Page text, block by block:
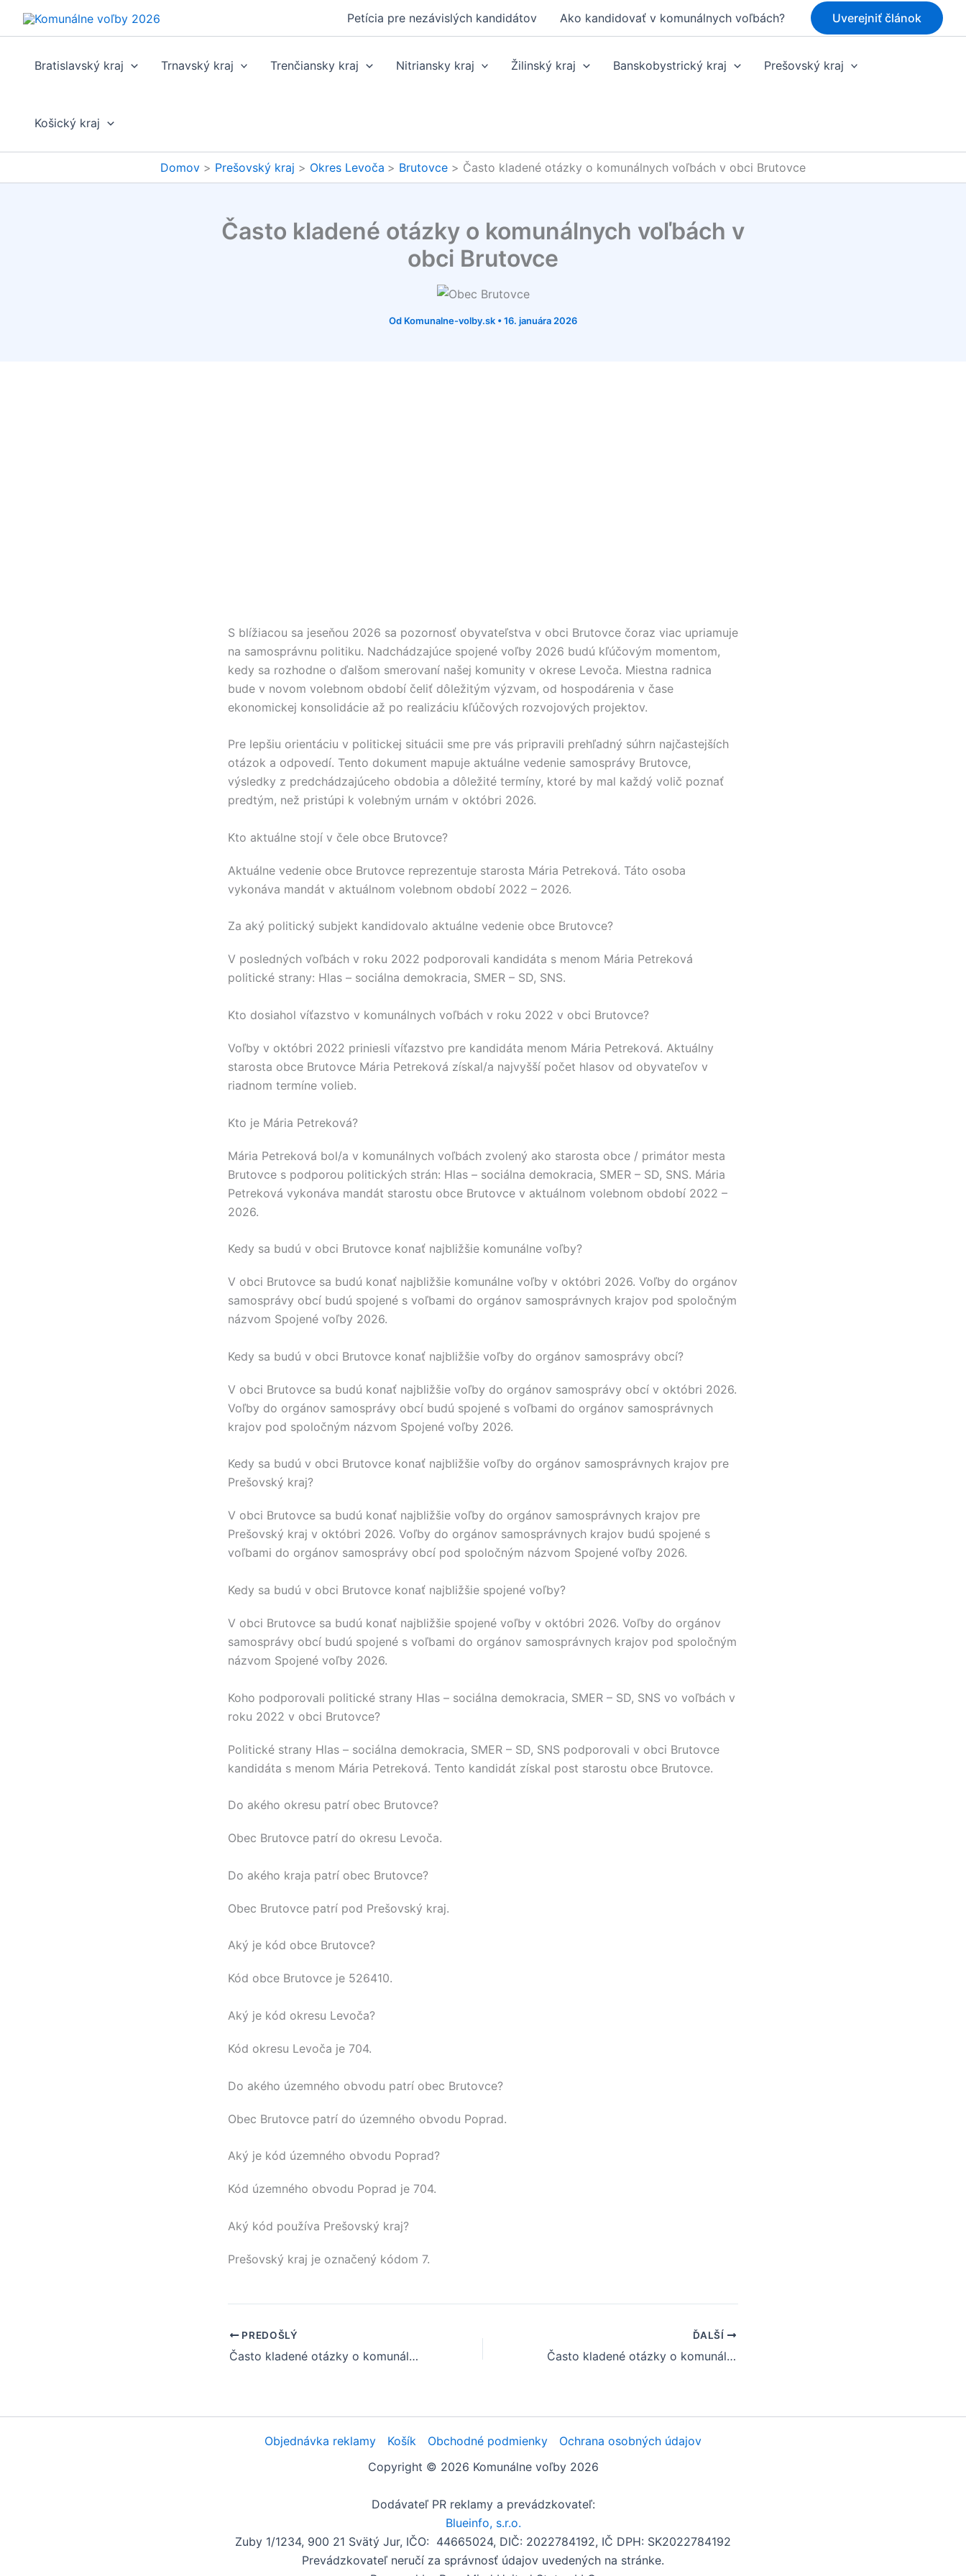
Petícia pre nezávislých kandidátov Ako kandidovať v komunálnych voľbách? Uverejniť článok
Bratislavský kraj Trnavský kraj Trenčiansky kraj Nitriansky kraj Žilinský kraj Banskobystrický kraj Prešovský kraj
Košický kraj
Domov Prešovský kraj Okres Levoča Brutovce Často kladené otázky o komunálnych voľbách v obci Brutovce
Často kladené otázky o komunálnych voľbách v
obci Brutovce
Od Komunalne-volby.sk •16. januára 2026
S blížiacou sa jeseňou 2026 sa pozornosť obyvateľstva v obci Brutovce čoraz viac upriamuje
na samosprávnu politiku. Nadchádzajúce spojené voľby 2026 budú kľúčovým momentom,
kedy sa rozhodne o ďalšom smerovaní našej komunity v okrese Levoča. Miestna radnica
bude v novom volebnom období čeliť dôležitým výzvam, od hospodárenia v čase
ekonomickej konsolidácie až po realizáciu kľúčových rozvojových projektov.
Pre lepšiu orientáciu v politickej situácii sme pre vás pripravili prehľadný súhrn najčastejších
otázok a odpovedí. Tento dokument mapuje aktuálne vedenie samosprávy Brutovce,
výsledky z predchádzajúceho obdobia a dôležité termíny, ktoré by mal každý volič poznať
predtým, než pristúpi k volebným urnám v októbri 2026.
Kto aktuálne stojí v čele obce Brutovce?
Aktuálne vedenie obce Brutovce reprezentuje starosta Mária Petreková. Táto osoba
vykonáva mandát v aktuálnom volebnom období 2022 – 2026.
Za aký politický subjekt kandidovalo aktuálne vedenie obce Brutovce?
V posledných voľbách v roku 2022 podporovali kandidáta s menom Mária Petreková
politické strany: Hlas – sociálna demokracia, SMER – SD, SNS.
Kto dosiahol víťazstvo v komunálnych voľbách v roku 2022 v obci Brutovce?
Voľby v októbri 2022 priniesli víťazstvo pre kandidáta menom Mária Petreková. Aktuálny
starosta obce Brutovce Mária Petreková získal/a najvyšší počet hlasov od obyvateľov v
riadnom termíne volieb.
Kto je Mária Petreková?
Mária Petreková bol/a v komunálnych voľbách zvolený ako starosta obce / primátor mesta
Brutovce s podporou politických strán: Hlas – sociálna demokracia, SMER – SD, SNS. Mária
Petreková vykonáva mandát starostu obce Brutovce v aktuálnom volebnom období 2022 –
2026.
Kedy sa budú v obci Brutovce konať najbližšie komunálne voľby?
V obci Brutovce sa budú konať najbližšie komunálne voľby v októbri 2026. Voľby do orgánov
samosprávy obcí budú spojené s voľbami do orgánov samosprávnych krajov pod spoločným
názvom Spojené voľby 2026.
Kedy sa budú v obci Brutovce konať najbližšie voľby do orgánov samosprávy obcí?
V obci Brutovce sa budú konať najbližšie voľby do orgánov samosprávy obcí v októbri 2026.
Voľby do orgánov samosprávy obcí budú spojené s voľbami do orgánov samosprávnych
krajov pod spoločným názvom Spojené voľby 2026.
Kedy sa budú v obci Brutovce konať najbližšie voľby do orgánov samosprávnych krajov pre
Prešovský kraj?
V obci Brutovce sa budú konať najbližšie voľby do orgánov samosprávnych krajov pre
Prešovský kraj v októbri 2026. Voľby do orgánov samosprávnych krajov budú spojené s
voľbami do orgánov samosprávy obcí pod spoločným názvom Spojené voľby 2026.
Kedy sa budú v obci Brutovce konať najbližšie spojené voľby?
V obci Brutovce sa budú konať najbližšie spojené voľby v októbri 2026. Voľby do orgánov
samosprávy obcí budú spojené s voľbami do orgánov samosprávnych krajov pod spoločným
názvom Spojené voľby 2026.
Koho podporovali politické strany Hlas – sociálna demokracia, SMER – SD, SNS vo voľbách v
roku 2022 v obci Brutovce?
Politické strany Hlas – sociálna demokracia, SMER – SD, SNS podporovali v obci Brutovce
kandidáta s menom Mária Petreková. Tento kandidát získal post starostu obce Brutovce.
Do akého okresu patrí obec Brutovce?
Obec Brutovce patrí do okresu Levoča.
Do akého kraja patrí obec Brutovce?
Obec Brutovce patrí pod Prešovský kraj.
Aký je kód obce Brutovce?
Kód obce Brutovce je 526410.
Aký je kód okresu Levoča?
Kód okresu Levoča je 704.
Do akého územného obvodu patrí obec Brutovce?
Obec Brutovce patrí do územného obvodu Poprad.
Aký je kód územného obvodu Poprad?
Kód územného obvodu Poprad je 704.
Aký kód používa Prešovský kraj?
Prešovský kraj je označený kódom 7.
PREDOŠLÝ
Často kladené otázky o komunálnych voľbách v obci Bijacovce
ĎALŠÍ
Často kladené otázky o komunálnych voľbách v obci Buglovce
Objednávka reklamy Košík Obchodné podmienky
Ochrana osobných údajov
Copyright © 2026 Komunálne voľby 2026
Dodávateľ PR reklamy a prevádzkovateľ:
Blueinfo, s.r.o.
Zuby 1/1234, 900 21 Svätý Jur, IČO: 44665024, DIČ: 2022784192, IČ DPH: SK2022784192
Prevádzkovateľ neručí za správnosť údajov uvedených na stránke.